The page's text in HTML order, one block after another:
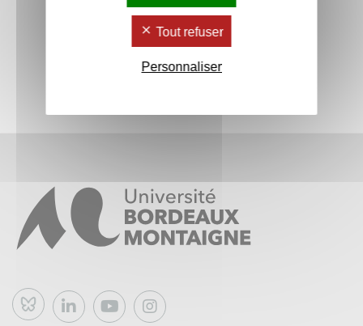
Bluesky
Tout refuser
Personnaliser